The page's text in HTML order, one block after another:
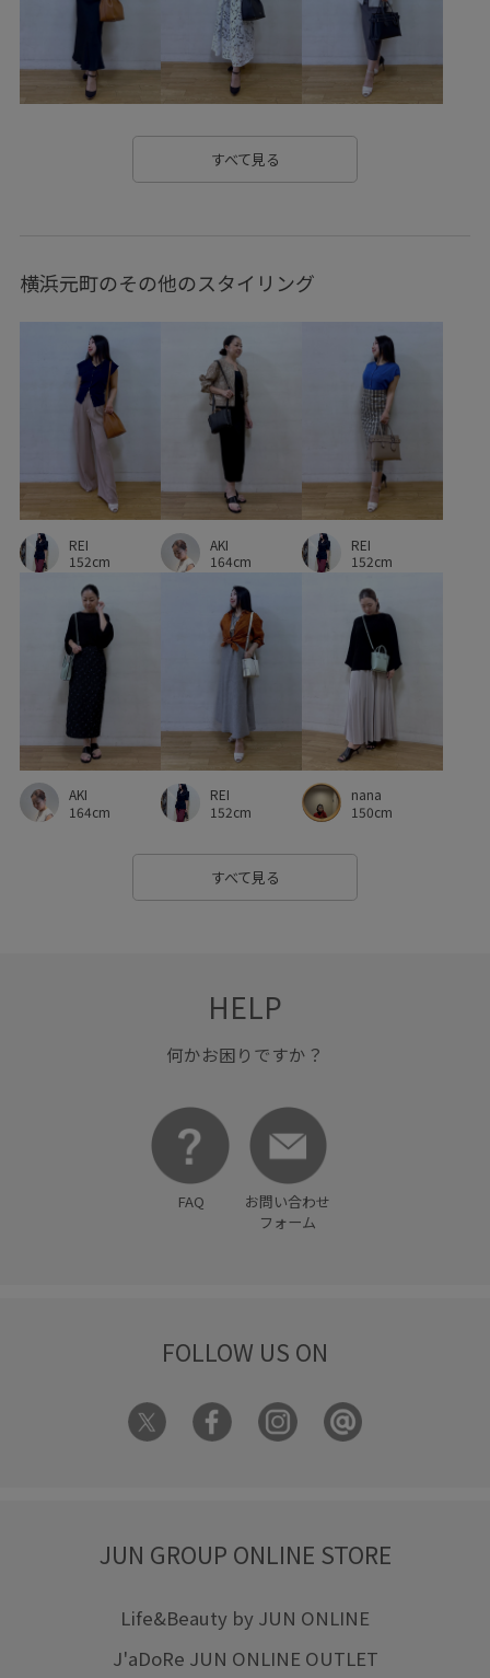
ショルダーバッグ シワ加工 ジャケット
スエード スッキリ スッキリ見え ストラップ
セットアップ トレンチコート トレンド ニット
バンブーハンドル
プリーツスカート ポリエステル
リネン リネン素材 レーヨン混
光沢感 取り外し可能 取り外し可能なストラップ
幅広 快適なはき心地 快適な着心地
機能的 清涼感
穿き心地が良い 羽織としても使える
肌触りが良い 自宅で洗える 薄手
身体にフィット 透け感 通勤バッグ 高級感
すべて見る
横浜元町のその他のスタイリング
REI
152cm
AKI
164cm
REI
152cm
AKI
164cm
REI
152cm
nana
150cm
すべて見る
HELP
何かお困りですか？
FAQ
お問い合わせ
フォーム
FOLLOW US ON
JUN GROUP ONLINE STORE
Life&Beauty by JUN ONLINE
J'aDoRe JUN ONLINE OUTLET